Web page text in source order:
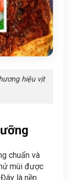
hiệu vịt
chuẩn và
mùi được
là nền